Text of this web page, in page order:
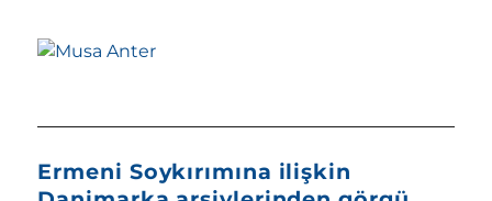
Ermeni Soykırımına ilişkin